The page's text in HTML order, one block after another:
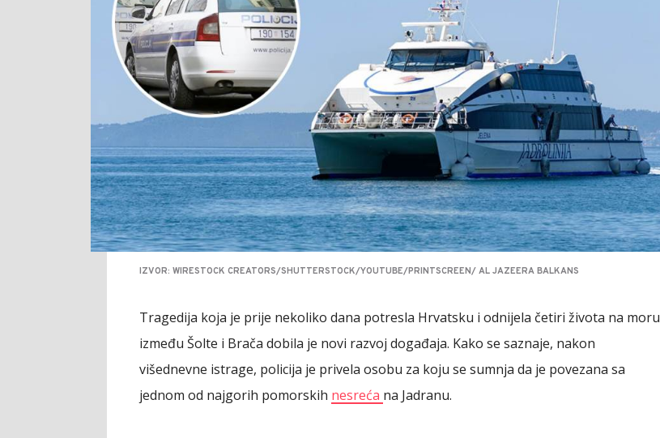
IZVOR: WIRESTOCK CREATORS/SHUTTERSTOCK/YOUTUBE/PRINTSCREEN/ AL JAZEERA BALKANS
Tragedija koja je prije nekoliko dana potresla Hrvatsku i odnijela četiri života na moru
između Šolte i Brača dobila je novi razvoj događaja. Kako se saznaje, nakon
višednevne istrage, policija je privela osobu za koju se sumnja da je povezana sa
jednom od najgorih pomorskih nesreća na Jadranu.